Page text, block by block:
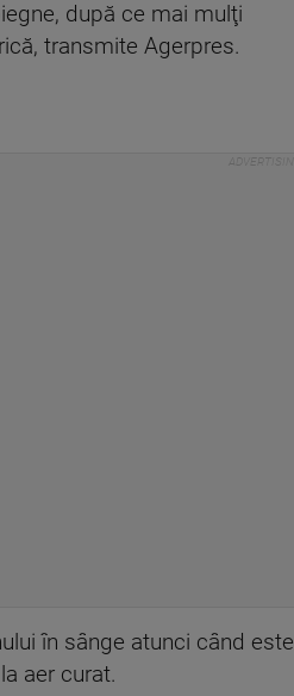
după ce mai mulţi
transmite Agerpres.
în sânge atunci când este
aer curat.